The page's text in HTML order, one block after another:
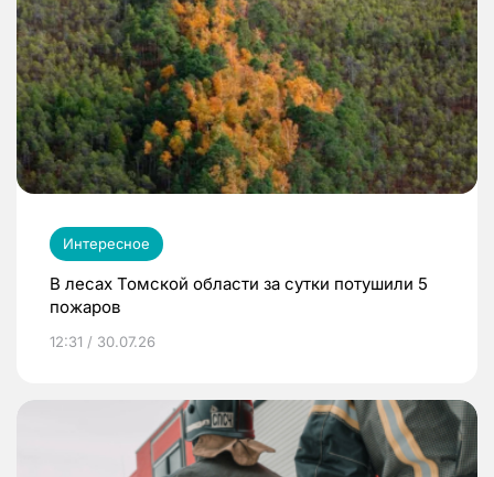
Интересное
В лесах Томской области за сутки потушили 5
пожаров
12:31 / 30.07.26